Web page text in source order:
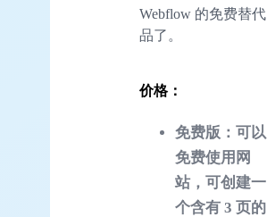
Webflow 的免费替代
品了。
价格：
免费版：可以
免费使用网
站，可创建一
个含有 3 页的